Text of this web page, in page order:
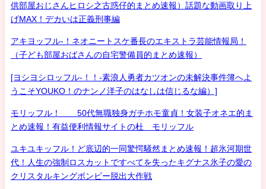
供部屋おじさんヒロシ之古惑仔的まとめ速報）話題な動画取り上
げMAX！デカいは正義刑事編
アキヨッフル-！ネオニートスケ番長のエキストラ芸能情報局！
（子ども部屋おばさんの自宅警備員的まとめ速報）
[ヨシヨシロッフル-！！-素浪人勇者カツオンの未解決事件簿へよ
うこそYOUKO！のナンノ洋子のはなしは信じるな編）]
モリッフル！ 50代無職独身ガチホモ童貞！女装子オネエ的ま
とめ速報！有益便利情報サイトの杜 モリッフル
ユキユキッフル！ど底辺的一同驚愕騒然まとめ速報！超氷河期世
代！人生の強制ロスカットですべてを失ったキグナス氷子の愛の
クリスタルキングボンビー脱出大作戦